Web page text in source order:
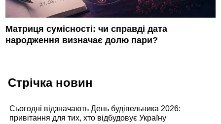
Матриця сумісності: чи справді дата
народження визначає долю пари?
Стрічка новин
Сьогодні відзначають День будівельника 2026:
привітання для тих, хто відбудовує Україну